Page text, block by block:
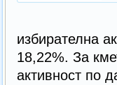
избирателна
18,22%. За
активност по